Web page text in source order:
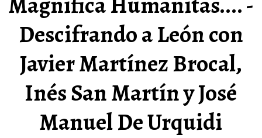
Descifrando a León con
Javier Martínez Brocal,
Inés San Martín y José
Manuel De Urquidi